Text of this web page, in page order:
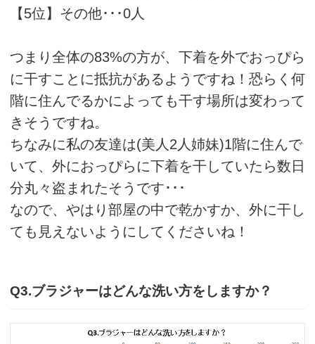
【5位】その他･･･0人
つまり全体の83%の方が、下着を外でおっぴら
に干すことに抵抗があるようですね！恐らく何
階に住んでるかによっても干す場所は変わって
きそうですね。
ちなみに私の友達は(美人2人姉妹)1階に住んで
いて、外におっぴらに下着を干していたら数日
分丸々盗まれたそうです･･･
なので、やはり部屋の中で乾かすか、外に干し
ても見えないようにしてくださいね！
Q3.ブラジャーはどんな洗い方をしますか？